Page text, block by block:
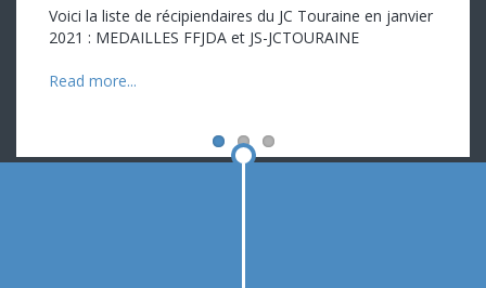
Voici la liste de récipiendaires du JC Touraine en janvier
2021 : MEDAILLES FFJDA et JS-JCTOURAINE
Read more...